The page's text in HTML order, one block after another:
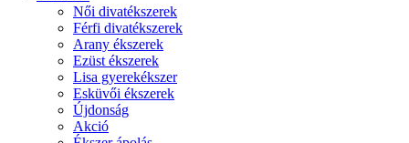
Női divatékszerek
Férfi divatékszerek
Arany ékszerek
Ezüst ékszerek
Lisa gyerekékszer
Esküvői ékszerek
Újdonság
Akció